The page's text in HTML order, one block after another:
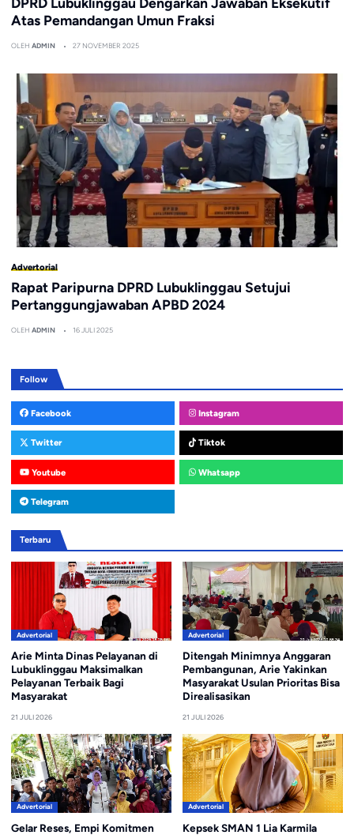
Atas Pemandangan Umun Fraksi
OLEH ADMIN 27 NOVEMBER 2025
Advertorial
Rapat Paripurna DPRD Lubuklinggau Setujui
Pertanggungjawaban APBD 2024
OLEH ADMIN 16 JULI 2025
Follow
Facebook Instagram
Twitter Tiktok
Youtube Whatsapp
Telegram
Terbaru
Advertorial
Arie Minta Dinas Pelayanan di
Lubuklinggau Maksimalkan
Pelayanan Terbaik Bagi
Masyarakat
21 JULI 2026
Advertorial
Ditengah Minimnya Anggaran
Pembangunan, Arie Yakinkan
Masyarakat Usulan Prioritas Bisa
Direalisasikan
21 JULI 2026
Advertorial
Gelar Reses, Empi Komitmen
Advertorial
Kepsek SMAN 1 Lia Karmila